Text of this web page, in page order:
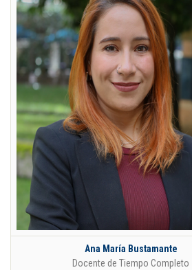
Ana María Bustamante
Docente de Tiempo Completo